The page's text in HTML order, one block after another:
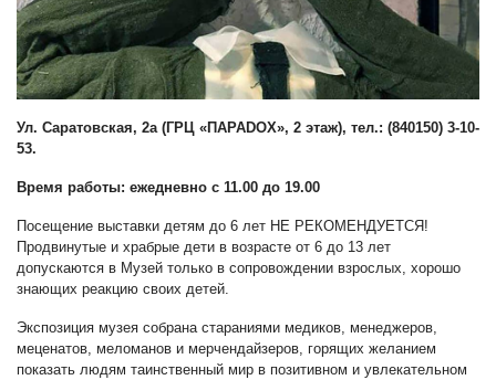
Ул. Саратовская, 2а (ГРЦ «ПАРАDOX», 2 этаж), тел.: (840150) 3-10-
53.
Время работы: ежедневно с 11.00 до 19.00
Посещение выставки детям до 6 лет НЕ РЕКОМЕНДУЕТСЯ!
Продвинутые и храбрые дети в возрасте от 6 до 13 лет
допускаются в Музей только в сопровождении взрослых, хорошо
знающих реакцию своих детей.
Экспозиция музея собрана стараниями медиков, менеджеров,
меценатов, меломанов и мерчендайзеров, горящих желанием
показать людям таинственный мир в позитивном и увлекательном